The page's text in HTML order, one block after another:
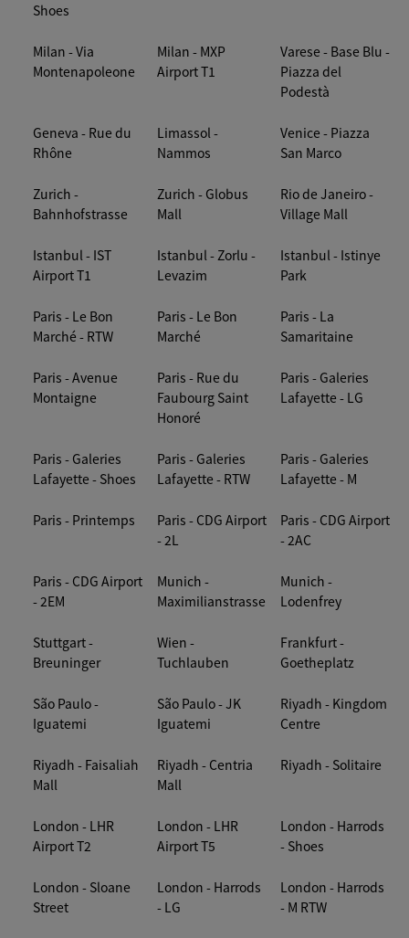
Shoes
Milan - Via
Montenapoleone
Milan - MXP
Airport T1
Varese - Base Blu -
Piazza del
Podestà
Geneva - Rue du
Rhône
Limassol -
Nammos
Venice - Piazza
San Marco
Zurich -
Bahnhofstrasse
Zurich - Globus
Mall
Rio de Janeiro -
Village Mall
Istanbul - IST
Airport T1
Istanbul - Zorlu -
Levazim
Istanbul - Istinye
Park
Paris - Le Bon
Marché - RTW
Paris - Le Bon
Marché
Paris - La
Samaritaine
Paris - Avenue
Montaigne
Paris - Rue du
Faubourg Saint
Honoré
Paris - Galeries
Lafayette - LG
Paris - Galeries
Lafayette - Shoes
Paris - Galeries
Lafayette - RTW
Paris - Galeries
Lafayette - M
Paris - Printemps
Paris - CDG Airport
- 2L
Paris - CDG Airport
- 2AC
Paris - CDG Airport
- 2EM
Munich -
Maximilianstrasse
Munich -
Lodenfrey
Stuttgart -
Breuninger
Wien -
Tuchlauben
Frankfurt -
Goetheplatz
São Paulo -
Iguatemi
São Paulo - JK
Iguatemi
Riyadh - Kingdom
Centre
Riyadh - Faisaliah
Mall
Riyadh - Centria
Mall
Riyadh - Solitaire
London - LHR
Airport T2
London - LHR
Airport T5
London - Harrods
- Shoes
London - Sloane
Street
London - Harrods
- LG
London - Harrods
- M RTW